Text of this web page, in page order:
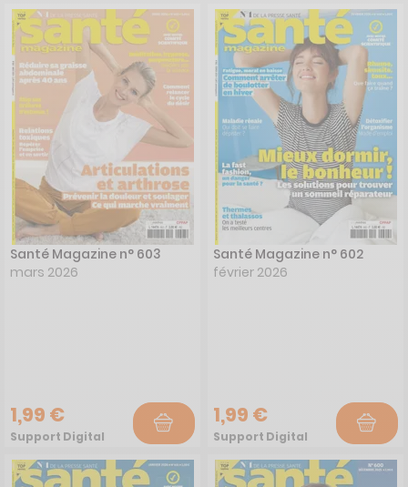
Santé Magazine n° 603
mars 2026
1,99 €
Support Digital
Santé Magazine n° 602
février 2026
1,99 €
Support Digital